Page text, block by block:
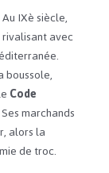
IXè siècle,
rivalisant avec
boussole,
Code
marchands
alors la
de troc.